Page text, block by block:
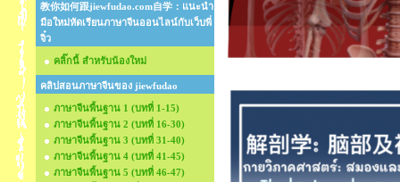
教你如何跟jiewfudao.com自学：แนะนำ
มือใหม่หัดเรียนภาษาจีนออนไลน์กับเว็บพี่
จิ๋ว
คลิ๊กนี้ สำหรับน้องใหม่
คลิปสอนภาษาจีนของ jiewfudao
ภาษาจีนพื้นฐาน 1 (บทที่ 1-15)
ภาษาจีนพื้นฐาน 2 (บทที่ 16-30)
ภาษาจีนพื้นฐาน 3 (บทที่ 31-40)
ภาษาจีนพื้นฐาน 4 (บทที่ 41-45)
ภาษาจีนพื้นฐาน 5 (บทที่ 46-47)